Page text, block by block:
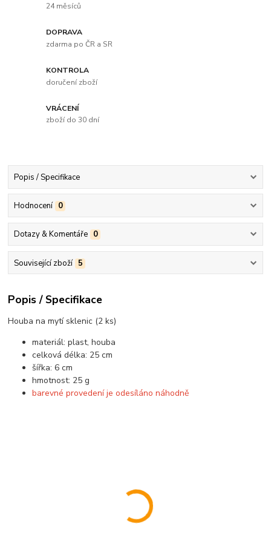
24 měsíců
DOPRAVA
zdarma po ČR a SR
KONTROLA
doručení zboží
VRÁCENÍ
zboží do 30 dní
Popis / Specifikace
Hodnocení 0
Dotazy & Komentáře 0
Související zboží 5
Popis / Specifikace
Houba na mytí sklenic (2 ks)
materiál: plast, houba
celková délka: 25 cm
šířka: 6 cm
hmotnost: 25 g
barevné provedení je odesíláno náhodně